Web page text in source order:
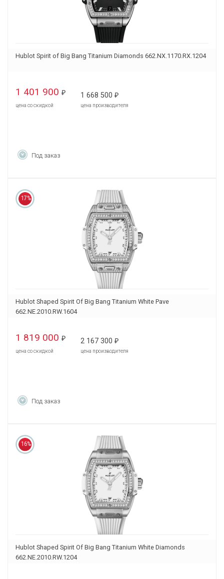
Hublot Spirit of Big Bang Titanium Diamonds 662.NX.1170.RX.1204
1 401 900 ₽
цена со скидкой
1 668 500 ₽
цена производителя
Под заказ
17%
Hublot Shaped Spirit Of Big Bang Titanium White Pave
662.NE.2010.RW.1604
1 819 000 ₽
цена со скидкой
2 167 300 ₽
цена производителя
Под заказ
16%
Hublot Shaped Spirit Of Big Bang Titanium White Diamonds
662.NE.2010.RW.1204